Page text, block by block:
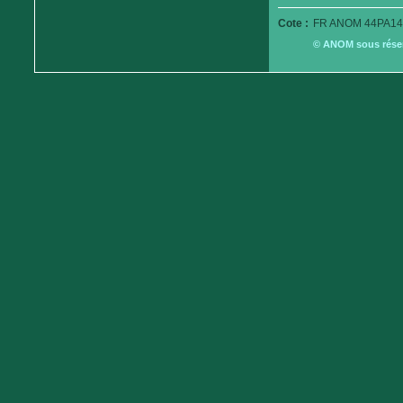
Cote : FR ANOM
© ANOM sous